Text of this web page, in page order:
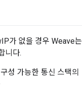
가 없을 경우 Weave는
니다.
성 가능한 통신 스택의